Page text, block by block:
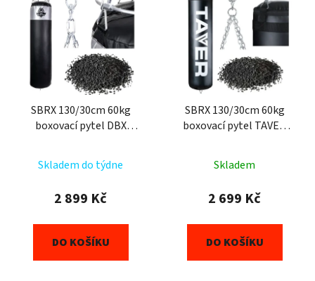
SBRX 130/30cm 60kg
boxovací pytel DBX
Skladem do týdne
2 899 Kč
DO KOŠÍKU
SBRX 130/30cm 60kg
boxovací pytel TAVER
Skladem
2 699 Kč
DO KOŠÍKU